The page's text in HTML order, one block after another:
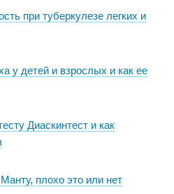
при туберкулезе легких и
у детей и взрослых и как ее
Диаскинтест и как
плохо это или нет